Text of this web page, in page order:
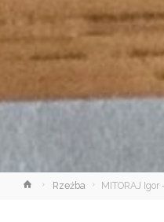
StronaRzeźba MITORAJ